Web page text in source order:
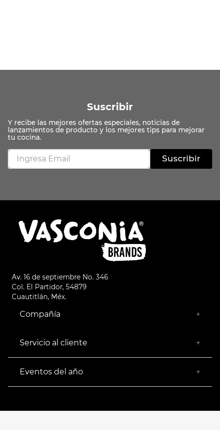
Suscribir
Suscribir
Av. 16 de septiembre No. 346
Col. El Partidor, 54879
Cuautitlán, Méx.
Compañía +
Empresa Socialmente Responsable
Servicio al cliente +
Facturación
Devoluciones
Eventos del año +
Buen Fin